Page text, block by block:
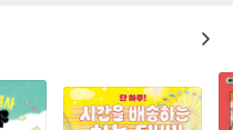
프란츠와 함께 다니며 놀리는
는 아이들이 하나 둘 생겨나기
프란츠를 돕는 데에는 뭔가 특